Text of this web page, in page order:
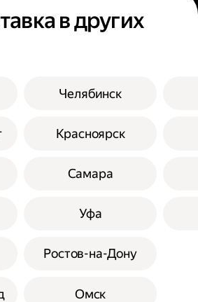
в других
Челябинск
Красноярск
Самара
Уфа
Ростов-на-Дону
Омск